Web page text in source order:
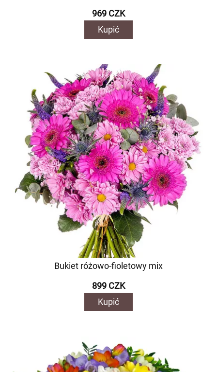
969 CZK
Kupić
Bukiet różowo-fioletowy mix
899 CZK
Kupić